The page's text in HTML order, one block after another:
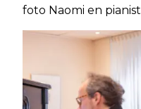
foto Naomi en pianist